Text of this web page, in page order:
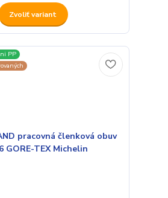
Zvoliť variant
PP